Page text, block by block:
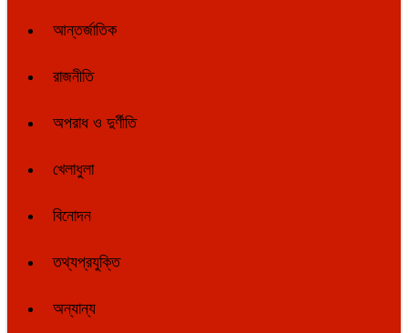
আন্তর্জাতিক
রাজনীতি
অপরাধ ও দুর্ণীতি
খেলাধুলা
বিনোদন
তথ্যপ্রযুক্তি
অন্যান্য